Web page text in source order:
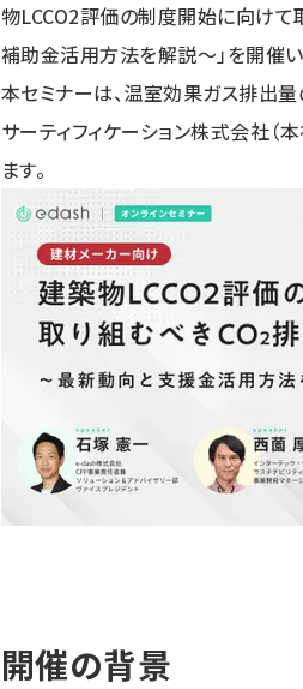
物LCCO2評価の制度開始に向け
補助金活用方法を解説～」を開催い
本セミナーは、温室効果ガス排出
サーティフィケーション株式会社（
ます。
開催の背景